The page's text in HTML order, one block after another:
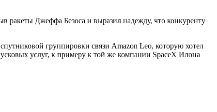
ракеты Джеффа Безоса и выразил надежду, что конкуренту
группировки связи Amazon Leo, которую хотел
услуг, к примеру к той же компании SpaceX Илона